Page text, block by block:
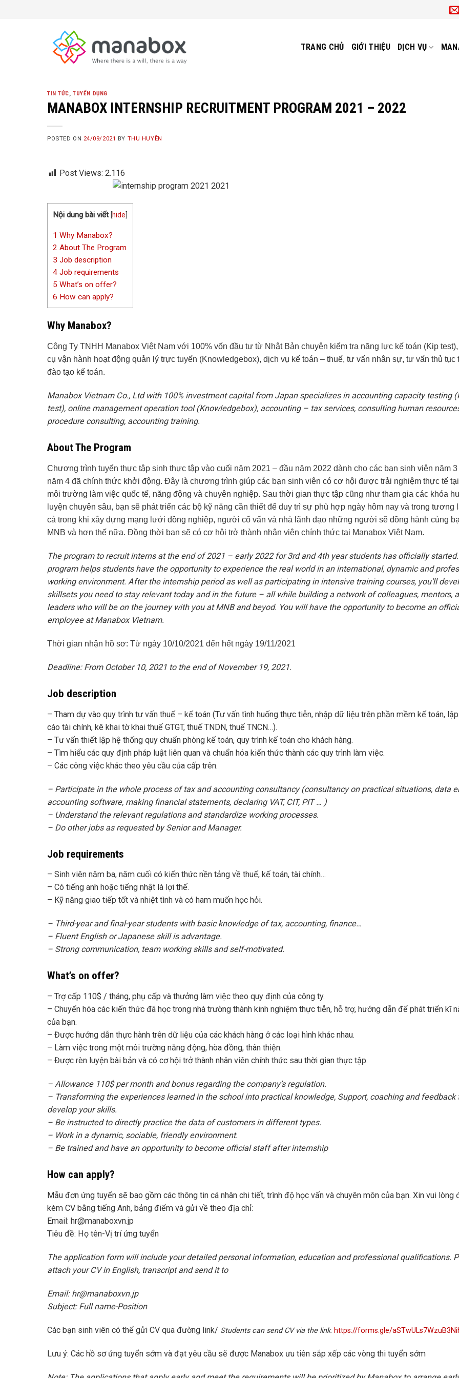
TRANG CHỦ GIỚI THIỆU DỊCH VỤ
TIN TỨC,TUYỂN DỤNG
MANABOX INTERNSHIP RECRUITMENT PROGRAM 2021 – 2022
POSTED ON 24/09/2021 BY THU HUYỀN
Post Views: 2.116
Nội dung bài viết [hide
1 Why Manabox?
2 About The Program
3 Job description
4 Job requirements
5 What’s on offer?
6 How can apply?
Why Manabox?
Công Ty TNHH Manabox Việt Nam với 100% vốn đầu tư từ Nhật Bản chuyên kiểm tra năng lực kế toán (Kip
cụ vận hành hoạt động quản lý trực tuyến (Knowledgebox), dịch vụ kế toán – thuế, tư vấn nhân sự, tư vấn thủ tục
đào tạo kế toán.
Manabox Vietnam Co., Ltd with 100% investment capital from Japan specializes in accounting capacity testing
test), online management operation tool (Knowledgebox), accounting – tax services, consulting human
procedure consulting, accounting training.
About The Program
Chương trình tuyển thực tập sinh thực tập vào cuối năm 2021 – đầu năm 2022 dành cho các bạn sinh viên năm 3
năm 4 đã chính thức khởi động. Đây là chương trình giúp các bạn sinh viên có cơ hội được trải nghiệm thực tế
môi trường làm việc quốc tế, năng động và chuyên nghiệp. Sau thời gian thực tập cũng như tham gia các khóa
luyện chuyên sâu, bạn sẽ phát triển các bộ kỹ năng cần thiết để duy trì sự phù hợp ngày hôm nay và trong tương
cả trong khi xây dựng mạng lưới đồng nghiệp, người cố vấn và nhà lãnh đạo những người sẽ đồng hành cùng
MNB và hơn thế nữa. Đồng thời bạn sẽ có cơ hội trở thành nhân viên chính thức tại Manabox Việt Nam.
The program to recruit interns at the end of 2021 – early 2022 for 3rd and 4th year students has officially
program helps students have the opportunity to experience the real world in an international, dynamic and
working environment. After the internship period as well as participating in intensive training courses, you’ll
skillsets you need to stay relevant today and in the future – all while building a network of colleagues, mentors,
leaders who will be on the journey with you at MNB and beyod. You will have the opportunity to become an
employee at Manabox Vietnam.
Thời gian nhận hồ sơ: Từ ngày 10/10/2021 đến hết ngày 19/11/2021
Deadline: From October 10, 2021 to the end of November 19, 2021.
Job description
– Tham dự vào quy trình tư vấn thuế – kế toán (Tư vấn tình huống thực tiễn, nhập dữ liệu trên phần mềm kế toán,
cáo tài chính, kê khai tờ khai thuế GTGT, thuế TNDN, thuế TNCN…).
– Tư vấn thiết lập hệ thống quy chuẩn phòng kế toán, quy trình kế toán cho khách hàng.
– Tìm hiểu các quy định pháp luật liên quan và chuẩn hóa kiến thức thành các quy trình làm việc.
– Các công việc khác theo yêu cầu của cấp trên.
– Participate in the whole process of tax and accounting consultancy (consultancy on practical situations, data
accounting software, making financial statements, declaring VAT, CIT, PIT … )
– Understand the relevant regulations and standardize working processes.
– Do other jobs as requested by Senior and Manager.
Job requirements
– Sinh viên năm ba, năm cuối có kiến thức nền tảng về thuế, kế toán, tài chính…
– Có tiếng anh hoặc tiếng nhật là lợi thế.
– Kỹ năng giao tiếp tốt và nhiệt tình và có ham muốn học hỏi.
– Third-year and final-year students with basic knowledge of tax, accounting, finance…
– Fluent English or Japanese skill is advantage.
– Strong communication, team working skills and self-motivated.
What’s on offer?
– Trợ cấp 110$ / tháng, phụ cấp và thưởng làm việc theo quy định của công ty.
– Chuyển hóa các kiến thức đã học trong nhà trường thành kinh nghiệm thực tiễn, hỗ trợ, hướng dẫn để phát triển kĩ
của bạn.
– Được hướng dẫn thực hành trên dữ liệu của các khách hàng ở các loại hình khác nhau.
– Làm việc trong một môi trường năng động, hòa đồng, thân thiện.
– Được rèn luyện bài bản và có cơ hội trở thành nhân viên chính thức sau thời gian thực tập.
– Allowance 110$ per month and bonus regarding the company’s regulation.
– Transforming the experiences learned in the school into practical knowledge, Support, coaching and feedback
develop your skills.
– Be instructed to directly practice the data of customers in different types.
– Work in a dynamic, sociable, friendly environment.
– Be trained and have an opportunity to become official staff after internship
How can apply?
Mẫu đơn ứng tuyển sẽ bao gồm các thông tin cá nhân chi tiết, trình độ học vấn và chuyên môn của bạn. Xin vui lòng
kèm CV bằng tiếng Anh, bảng điểm và gửi về theo địa chỉ:
Email: hr@manaboxvn.jp
Tiêu đề: Họ tên-Vị trí ứng tuyển
The application form will include your detailed personal information, education and professional qualifications.
attach your CV in English, transcript and send it to
Email: hr@manaboxvn.jp
Subject: Full name-Position
Các bạn sinh viên có thể gửi CV qua đường link/ Students can send CV via the link: https://forms.gle/
Lưu ý: Các hồ sơ ứng tuyển sớm và đạt yêu cầu sẽ được Manabox ưu tiên sắp xếp các vòng thi tuyển sớm